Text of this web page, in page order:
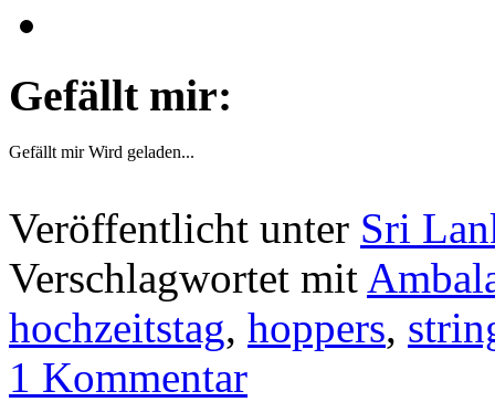
Gefällt mir:
Gefällt mir Wird geladen...
Veröffentlicht unter Sri
Verschlagwortet mit
hochzeitstag, hoppers,
1 Kommentar